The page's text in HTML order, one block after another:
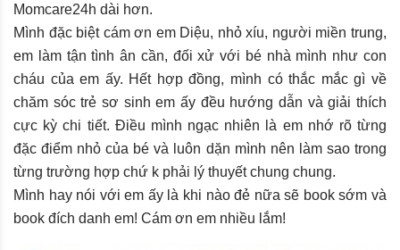
Momcare24h dài hơn.
Mình đặc biệt cám ơn em Diệu, nhỏ xíu, người miền trung,
em làm tận tình ân cần, đối xử với bé nhà mình như con
cháu của em ấy. Hết hợp đồng, mình có thắc mắc gì về
chăm sóc trẻ sơ sinh em ấy đều hướng dẫn và giải thích
cực kỳ chi tiết. Điều mình ngạc nhiên là em nhớ rõ từng
đặc điểm nhỏ của bé và luôn dặn mình nên làm sao trong
từng trường hợp chứ k phải lý thuyết chung chung.
Mình hay nói với em ấy là khi nào đẻ nữa sẽ book sớm và
book đích danh em! Cám ơn em nhiều lắm!